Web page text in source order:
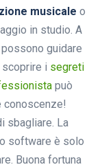
musicale o
in studio. A
guidare
i segreti
può
conoscenze!
sbagliare. La
software è solo
Buona fortuna